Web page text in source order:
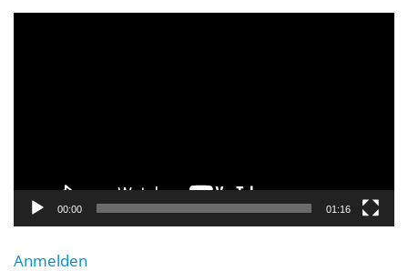
00:00 01:16
Anmelden